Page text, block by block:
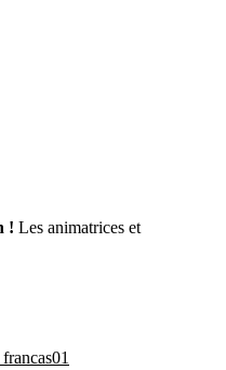
! Les animatrices et